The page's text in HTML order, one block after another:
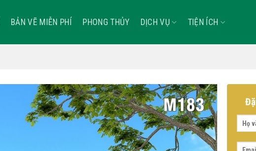
BẢN VẼ MIỄN PHÍ PHONG THỦY DỊCH VỤ TIỆN ÍCH